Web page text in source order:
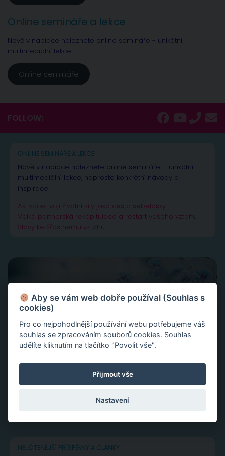
Online semináře a lekce
Nově v nabídce naleznete online semináře - unikátní
multimediální lekce.
Online semináře
FOLLOW:
ONLINE SEMINÁŘE A LEKCE
Nově v nabídce naleznete online semináře – unikátní
multimediální lekce, naprosto konkrétní návody a
inspirace.
Aktivace tvojí životní síly jako cesta sebelásky
Velká partnerská rekapitulace a restart vašeho vztahu
Slovy ke šťastnému vztahu
NEJČTENĚJŠÍ PŘÍSPĚVKY A ČLÁNKY
Aby se vám web dobře používal (Souhlas s
cookies)
Pro co nejpohodlnější používání webu potřebujeme váš
souhlas se zpracováním souborů cookies. Souhlas
udělíte kliknutím na tlačítko "Povolit vše".
Přijmout vše
Nastavení